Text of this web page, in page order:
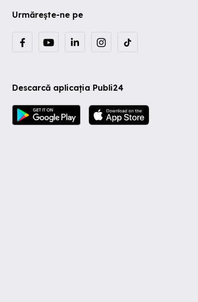
Urmărește-ne pe
Descarcă aplicația Publi24